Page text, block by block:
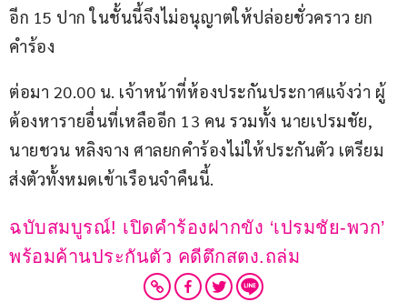
อีก 15 ปาก ในชั้นนี้จึงไม่อนุญาตให้ปล่อยชั่วคราว ยก
คำร้อง
ต่อมา 20.00 น. เจ้าหน้าที่ห้องประกันประกาศแจ้งว่า ผู้
ต้องหารายอื่นที่เหลืออีก 13 คน รวมทั้ง นายเปรมชัย,
นายชวน หลิงจาง ศาลยกคำร้องไม่ให้ประกันตัว เตรียม
ส่งตัวทั้งหมดเข้าเรือนจำคืนนี้.
ฉบับสมบูรณ์! เปิดคำร้องฝากขัง ‘เปรมชัย-พวก’
พร้อมค้านประกันตัว คดีตึกสตง.ถล่ม